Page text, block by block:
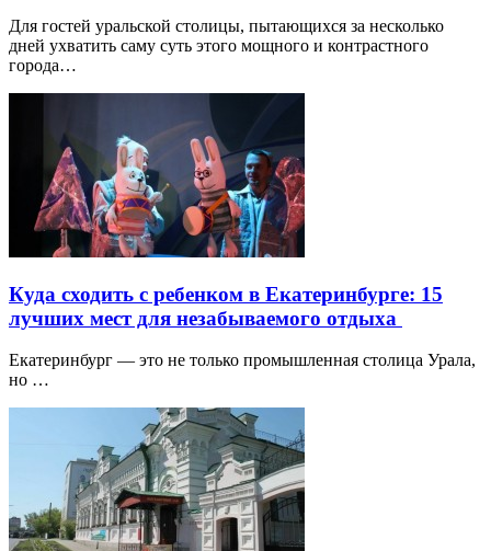
Для гостей уральской столицы, пытающихся за несколько
дней ухватить саму суть этого мощного и контрастного
города…
Куда сходить с ребенком в Екатеринбурге: 15
лучших мест для незабываемого отдыха
Екатеринбург — это не только промышленная столица Урала,
но …